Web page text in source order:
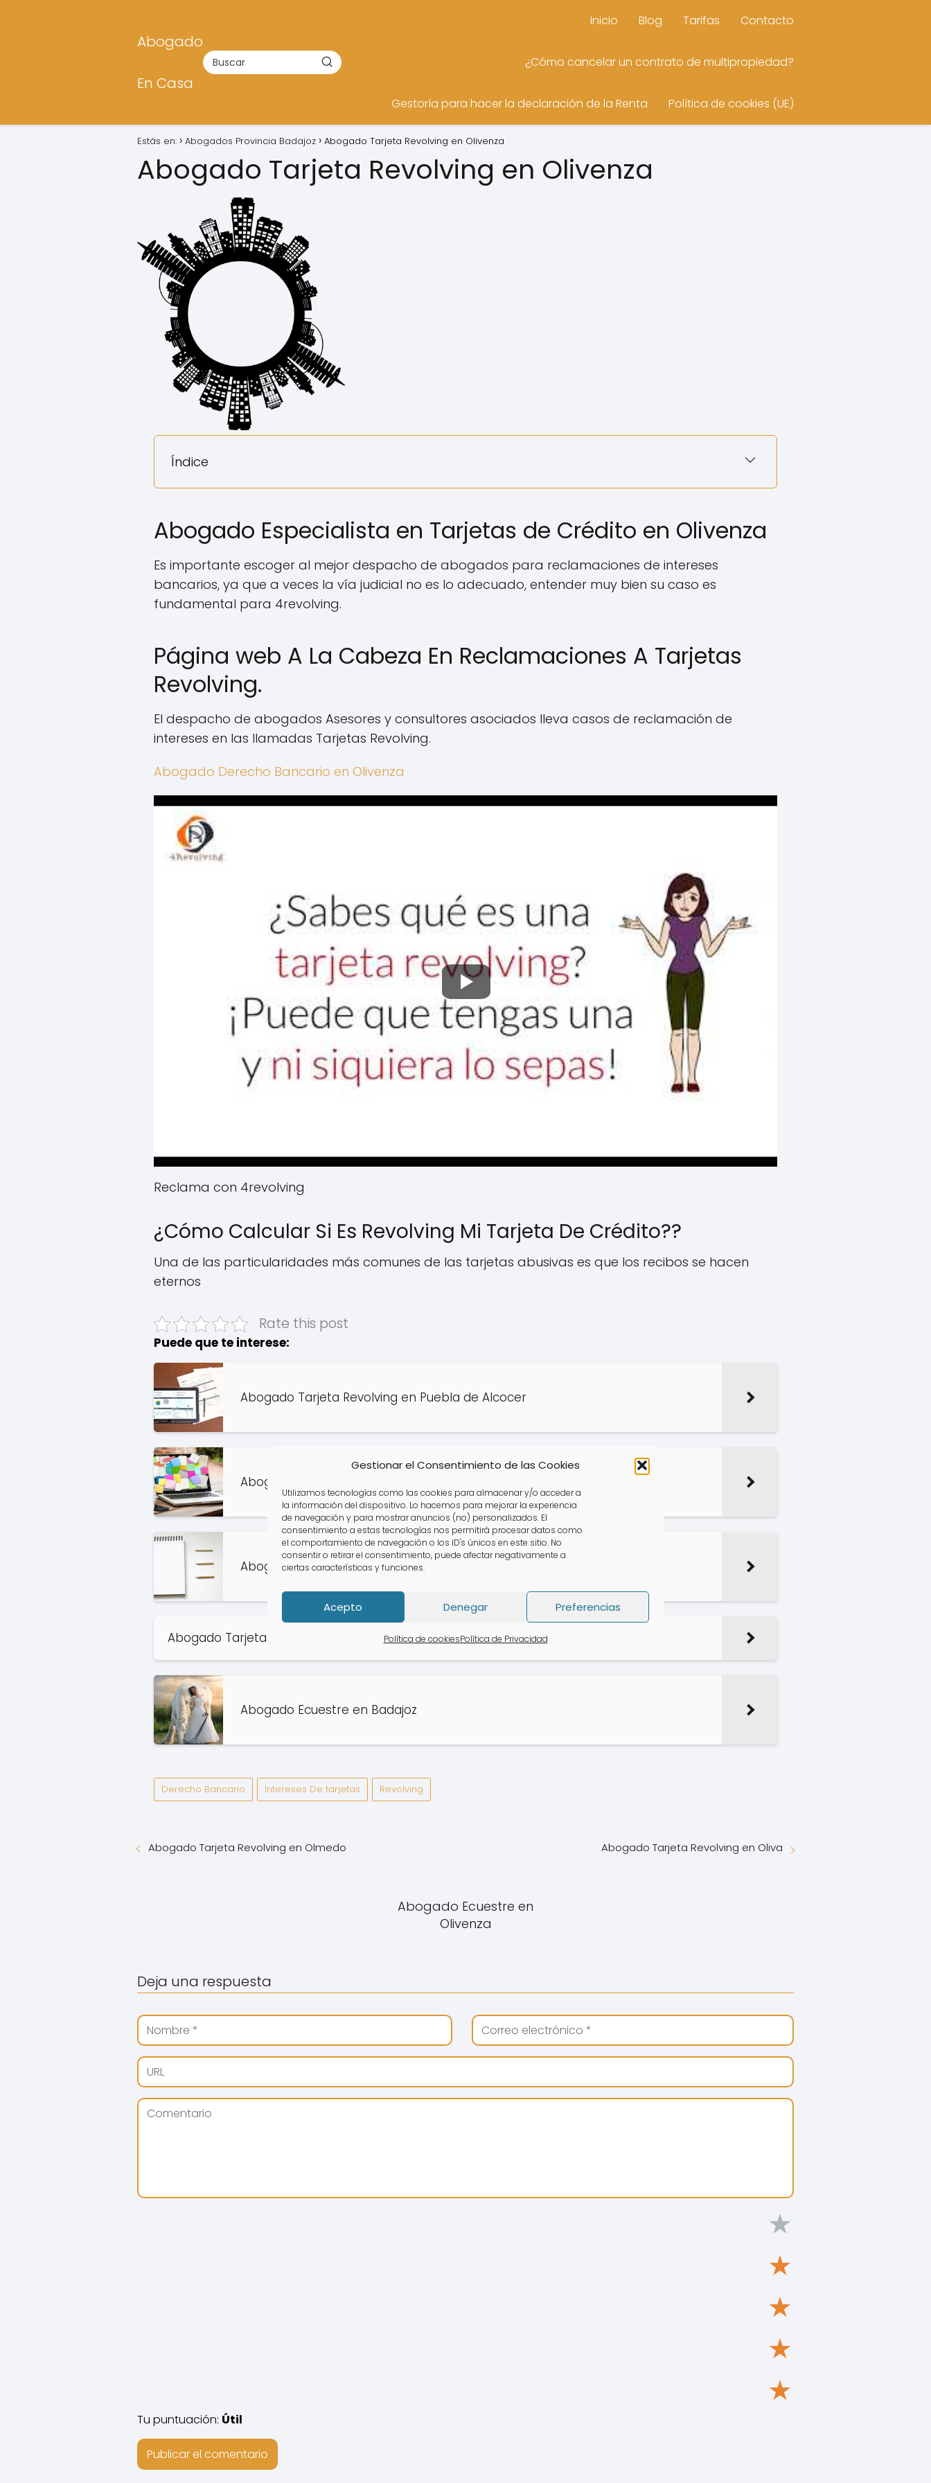
Gestionar el Consentimiento de las Cookies
Utilizamos tecnologías como las cookies para almacenar y/o acceder a
la información del dispositivo. Lo hacemos para mejorar la experiencia
de navegación y para mostrar anuncios (no) personalizados. El
consentimiento a estas tecnologías nos permitirá procesar datos como
el comportamiento de navegación o los ID's únicos en este sitio. No
consentir o retirar el consentimiento, puede afectar negativamente a
ciertas características y funciones.
Acepto Denegar Preferencias
Política de cookiesPolítica de Privacidad
Abogado
En Casa
Inicio Blog Tarifas Contacto
¿Cómo cancelar un contrato de multipropiedad?
Gestoría para hacer la declaración de la Renta Política de cookies (UE)
Estás en: Abogados Provincia Badajoz Abogado Tarjeta Revolving en Olivenza
Abogado Tarjeta Revolving en Olivenza
Índice
Abogado Especialista en Tarjetas de Crédito en Olivenza
Es importante escoger al mejor despacho de abogados para reclamaciones de intereses
bancarios, ya que a veces la vía judicial no es lo adecuado, entender muy bien su caso es
fundamental para 4revolving.
Página web A La Cabeza En Reclamaciones A Tarjetas
Revolving.
El despacho de abogados Asesores y consultores asociados lleva casos de reclamación de
intereses en las llamadas Tarjetas Revolving.
Abogado Derecho Bancario en Olivenza
Reclama con 4revolving
¿Cómo Calcular Si Es Revolving Mi Tarjeta De Crédito??
Una de las particularidades más comunes de las tarjetas abusivas es que los recibos se hacen
eternos
Rate this post
Puede que te interese:
Abogado Tarjeta Revolving en Puebla de Alcocer
Abogado Tarjeta Revolving en Villanueva de la Serena
Abogado Tarjeta Revolving en Villanueva del Fresno
Abogado Tarjeta Revolving en Zafra
Abogado Ecuestre en Badajoz
Derecho Bancario Intereses De tarjetas Revolving
Abogado Tarjeta Revolving en Olmedo Abogado Tarjeta Revolving en Oliva
Abogado Ecuestre en
Olivenza
Deja una respuesta
★
★
★
★
★
Tu puntuación: Útil